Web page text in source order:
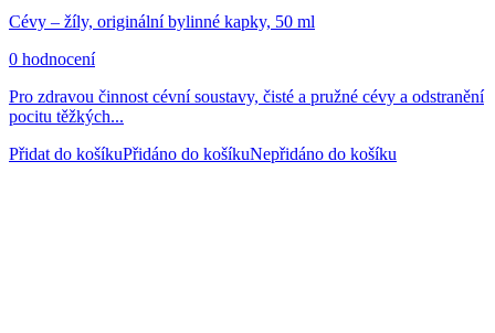
Cévy – žíly, originální bylinné kapky, 50 ml
0 hodnocení
Pro zdravou činnost cévní soustavy, čisté a pružné cévy a odstranění
pocitu těžkých...
Přidat do košíkuPřidáno do košíkuNepřidáno do košíku